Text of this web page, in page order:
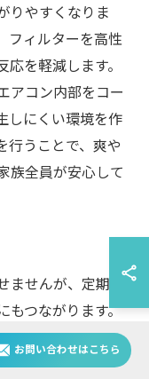
りやすくなりま
フィルターを高性
を軽減します。
アコン内部をコー
しにくい環境を作
行うことで、爽や
族全員が安心して
せんが、定期的
もつながります。
リーニングを活用
に引き出すことが
お問い合わせはこちら